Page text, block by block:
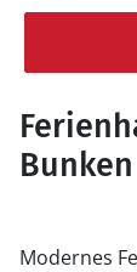
Bunken
Modernes